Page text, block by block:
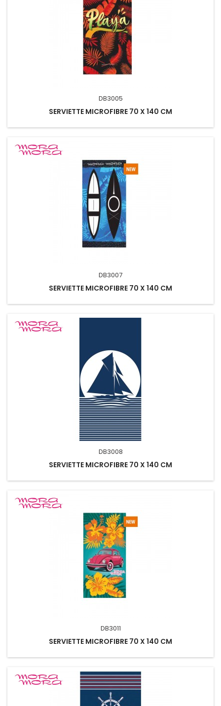
DB3005
SERVIETTE MICROFIBRE 70 X 140 CM
DB3007
SERVIETTE MICROFIBRE 70 X 140 CM
DB3008
SERVIETTE MICROFIBRE 70 X 140 CM
DB3011
SERVIETTE MICROFIBRE 70 X 140 CM